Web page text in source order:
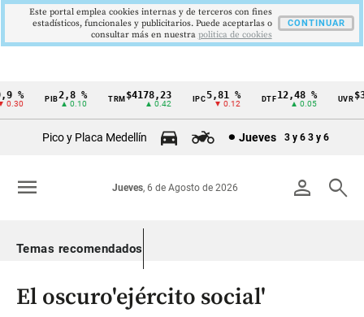
Cintillo
Colombia
2,8 %
▲ 0.10
TRM$4178,23
▲ 0.42
5,81 %
▼ 0.12
DTF12,48 %
▲ 0.05
UVR
Pico y Placa Medellín Jueves 3 y 6 3 y 6
person search
Jueves, 6 de Agosto de 2026
menu
Temas recomendados
El oscuro'ejército social'
Este portal emplea cookies internas y de terceros con fines
estadísticos, funcionales y publicitarios. Puede aceptarlas o
consultar más en nuestra politica de cookies
CONTINUAR